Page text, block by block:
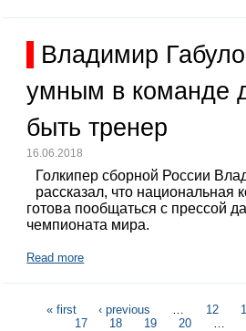
Владимир
умным в команде
быть тренер
16.06.2018
Голкипер сборной России
рассказал, что национальная
готова пообщаться с прессой
чемпионата мира.
Read more
« first ‹ previous 12
17
18 19 20